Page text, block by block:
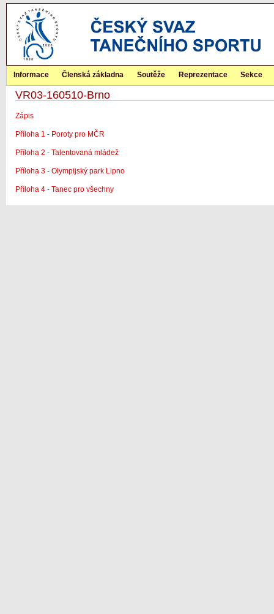
Informace Členská základna Soutěže Reprezentace Sekce
VR03-160510-Brno
Zápis
Příloha 1 - Poroty pro MČR
Příloha 2 - Talentovaná mládež
Příloha 3 - Olympijský park Lipno
Příloha 4 - Tanec pro všechny